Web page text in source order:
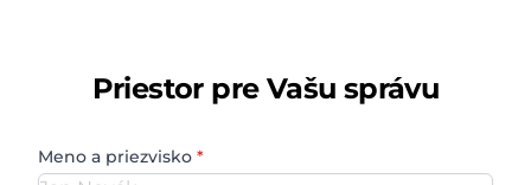
Priestor pre Vašu správu
Meno a priezvisko *